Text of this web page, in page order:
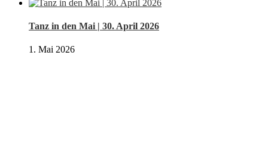
Tanz in den Mai | 30. April 2026
1. Mai 2026